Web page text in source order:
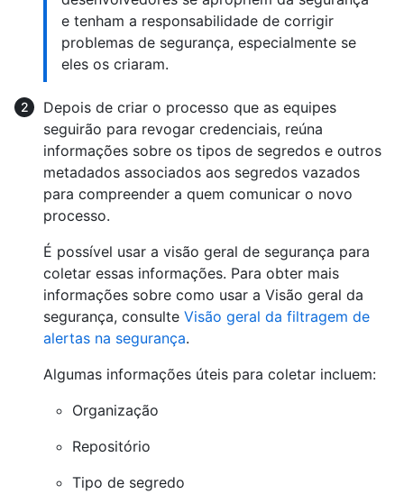
e tenham a responsabilidade de corrigir
problemas de segurança, especialmente se
eles os criaram.
Depois de criar o processo que as equipes
seguirão para revogar credenciais, reúna
informações sobre os tipos de segredos e outros
metadados associados aos segredos vazados
para compreender a quem comunicar o novo
processo.
É possível usar a visão geral de segurança para
coletar essas informações. Para obter mais
informações sobre como usar a Visão geral da
segurança, consulte Visão geral da filtragem de
alertas na segurança.
Algumas informações úteis para coletar incluem:
Organização
Repositório
Tipo de segredo